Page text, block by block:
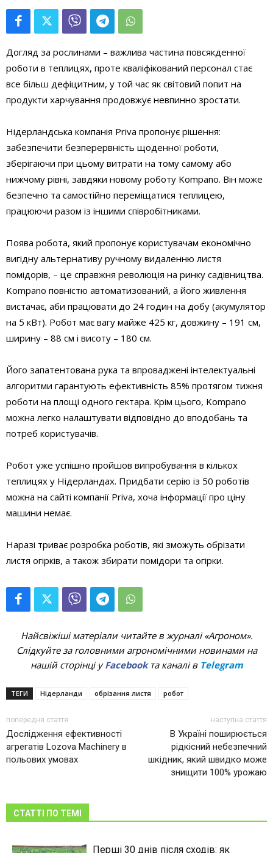
Догляд за рослинами – важлива частина повсякденної
роботи в теплицях, проте кваліфікований персонал стає
все більш дефіцитним, у той час як світовий попит на
продукти харчування продовжує невпинно зростати.
Нідерландська компанія Priva пропонує рішення:
забезпечити безперервність щоденної роботи,
зберігаючи при цьому витрати на тому самому або
нижчому рівні, завдяки новому роботу Kompano. Він може
безпечно та самостійно переміщатися теплицею,
працюючи разом із іншими співробітниками.
Поява робота, який пропонує користувачам економічно
вигідну альтернативу ручному видаленню листя
помідорів, – це справжня революція на ринку садівництва.
Kompano повністю автоматизований, а його живлення
вистачає, аби працювати до 24 годин на добу (акумулятор
на 5 кВт). Робот має вагу майже 425 кг, довжину – 191 см,
ширину – 88 см і висоту – 180 см.
Його запатентована рука та впроваджені інтелектуальні
алгоритми гарантують ефективність 85% протягом тижня
роботи на площі одного гектара. Крім цього, Kompano
можна легко налаштувати відповідно до вподобань та
потреб користувачів.
Робот уже успішно пройшов випробування в кількох
теплицях у Нідерландах. Придбати серію із 50 роботів
можна на сайті компанії Priva, хоча інформації про ціну
машини немає.
Наразі триває розробка роботів, які зможуть обрізати
листя огірків, а також збирати помідори та огірки.
Найсвіжіші матеріали читайте в журналі «Агроном».
Слідкуйте за головними агрономічними новинами на
нашій сторінці уFacebookта каналі в Telegram
ТЕГИ Нідерланди обрізання листя робот
попередня стаття
Дослідження ефективності
агрегатів Lozova Machinery в
польових умовах
наступна стаття
В Україні поширюється
рідкісний небезпечний
шкідник, який швидко може
знищити 100% урожаю
СТАТТІ ПО ТЕМІ
Перші 30 днів після сходів: як